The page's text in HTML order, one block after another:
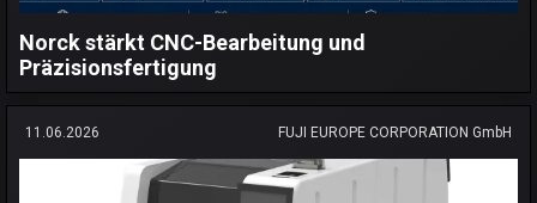
Norck stärkt CNC-Bearbeitung und
Präzisionsfertigung
11.06.2026 FUJI EUROPE CORPORATION GmbH